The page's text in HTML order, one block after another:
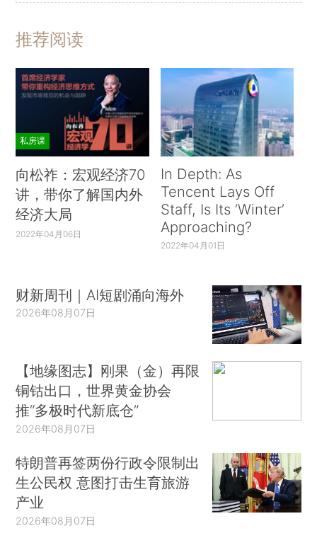
推荐阅读
私房课
向松祚：宏观经济70
讲，带你了解国内外
经济大局
2022年04月06日
In Depth: As
Tencent Lays Off
Staff, Is Its ‘Winter’
Approaching?
2022年04月01日
财新周刊｜AI短剧涌向海外
2026年08月07日
【地缘图志】刚果（金）再限
铜钴出口，世界黄金协会
推“多极时代新底仓”
2026年08月07日
特朗普再签两份行政令限制出
生公民权 意图打击生育旅游
产业
2026年08月07日